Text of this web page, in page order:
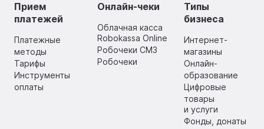
Прием
платежей
Платежные
методы
Тарифы
Инструменты
оплаты
Онлайн-чеки
Облачная касса
Robokassa Online
Робочеки СМЗ
Робочеки
Типы
бизнеса
Интернет-
магазины
Онлайн-
образование
Цифровые
товары
и услуги
Фонды, донаты